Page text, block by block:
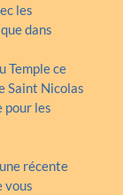
les
dans
Temple ce
Saint Nicolas
pour les
récente
vous